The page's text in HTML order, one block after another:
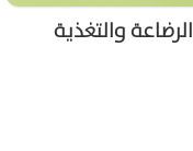
الرضاعة والتغذية